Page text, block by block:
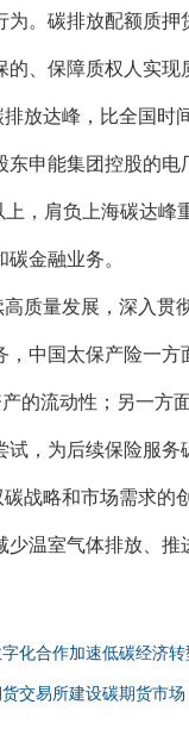
。碳排放配额质
、保障质权人实现
排放达峰，比全国时
申能集团控股的
，肩负上海碳达峰
金融业务。
质量发展，深入贯
，中国太保产险一
的流动性；另一方
，为后续保险服
战略和市场需求的
温室气体排放、
化合作加速低碳经济转
交易所建设碳期货市场